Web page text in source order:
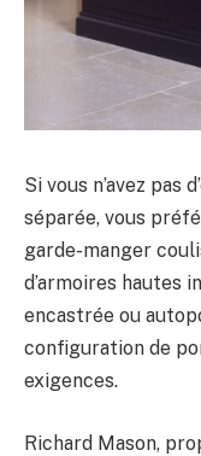
Si vous n’avez pas
séparée, vous
garde-manger
d’armoires hautes
encastrée ou
configuration de
exigences.
Richard Mason,